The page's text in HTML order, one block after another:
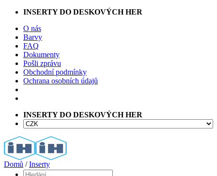
Přeskočit
obsah
INSERTY DO DESKOVÝCH HER
O nás
Barvy
FAQ
Dokumenty
Pošli zprávu
Obchodní podmínky
Ochrana osobních údajů
INSERTY DO DESKOVÝCH HER
Hledat:
Domů / Inserty